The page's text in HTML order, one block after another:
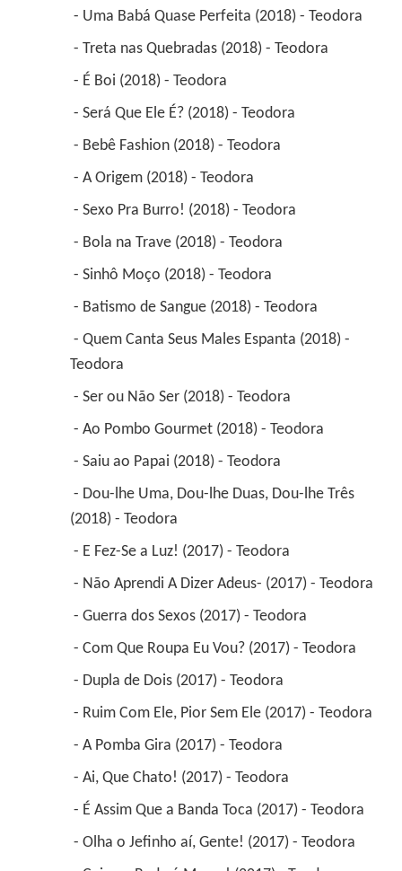
- Uma Babá Quase Perfeita (2018) - Teodora
- Treta nas Quebradas (2018) - Teodora
- É Boi (2018) - Teodora
- Será Que Ele É? (2018) - Teodora
- Bebê Fashion (2018) - Teodora
- A Origem (2018) - Teodora
- Sexo Pra Burro! (2018) - Teodora
- Bola na Trave (2018) - Teodora
- Sinhô Moço (2018) - Teodora
- Batismo de Sangue (2018) - Teodora
Teodora
- Ser ou Não Ser (2018) - Teodora
- Ao Pombo Gourmet (2018) - Teodora
- Saiu ao Papai (2018) - Teodora
(2018) - Teodora
- E Fez-Se a Luz! (2017) - Teodora
- Não Aprendi A Dizer Adeus- (2017) - Teodora
- Guerra dos Sexos (2017) - Teodora
- Com Que Roupa Eu Vou? (2017) - Teodora
- Dupla de Dois (2017) - Teodora
- Ruim Com Ele, Pior Sem Ele (2017) - Teodora
- A Pomba Gira (2017) - Teodora
- Ai, Que Chato! (2017) - Teodora
- É Assim Que a Banda Toca (2017) - Teodora
- Olha o Jefinho aí, Gente! (2017) - Teodora